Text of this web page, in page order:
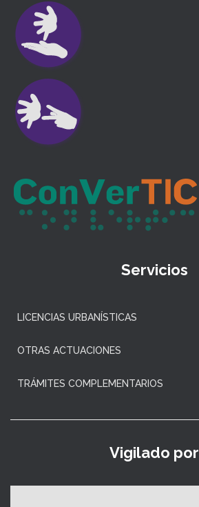
Servicios
LICENCIAS URBANÍSTICAS
OTRAS ACTUACIONES
TRÁMITES COMPLEMENTARIOS
Vigilado por